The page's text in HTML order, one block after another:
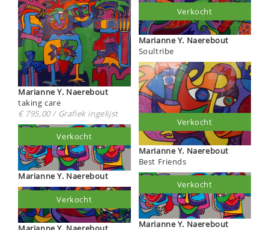
Marianne Y. Naerebout
taking care
€ 795,00 / Grafiek ingelijst
Marianne Y. Naerebout
Verkocht
Verkocht
Marianne Y. Naerebout
Soultribe
Verkocht
Marianne Y. Naerebout
Best Friends
Verkocht
Marianne Y. Naerebout
Verkocht